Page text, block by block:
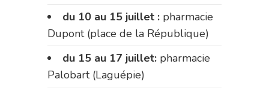
du 10 au 15 juillet : pharmacie
Dupont (place de la République)
du 15 au 17 juillet: pharmacie
Palobart (Laguépie)